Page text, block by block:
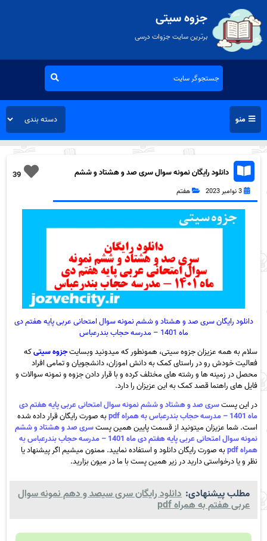
جزوه سیتی
برترین سایت جزوات درسی
منو
39
دانلود رایگان نمونه سوال سری صد و هشتاد و ششم
عربی هفتم به همراه pdf
3 نوامبر 2023 هفتم
دانلود رایگان سری صد و هشتاد و ششم نمونه سوال امتحانی عربی پایه هفتم دی
ماه 1401 – مدرسه حجاب بندرعباس
سلام به همه عزیزان جزوه سیتی، همونطور که میدونید وبسایتجزوه سیتیکه
فعالیت خودش رو در راستای کمک به دانش اموزان، دانشجویان و تمامی افراد
محصل در زمینه ها و رشته های مختلف کرده و با قرار دادن جزوه و نمونه سوالات و
فایل های راهنما قصد کمک به این عزیزان را دارد.
در این پستسری صد و هشتاد و ششم نمونه سوال امتحانی عربی پایه هفتم دی
ماه 1401 – مدرسه حجاب بندرعباس به همراه pdf
به صورت رایگان قرار داده شده
است. شما عزیزان میتونید از قسمت پایین همین پستسری صد و هشتاد و ششم
نمونه سوال امتحانی عربی پایه هفتم دی ماه 1401 – مدرسه حجاب بندرعباس به
همراه pdf
به صورت رایگان دانلود و استفاده نمایید. ممنون میشیم اگر پیشنهاد یا
نظر و یا درخواستی دارید در زیر همین پست با ما در میون بزارید.
مطلب پیشنهادی: دانلود رایگان سری سیصد و دهم نمونه سوال
عربی هفتم به همراه pdf